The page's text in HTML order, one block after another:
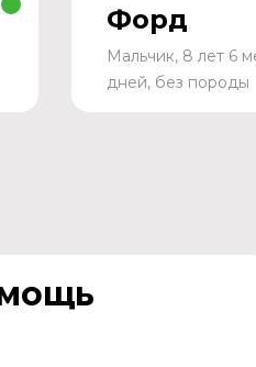
Форд
Мальчик, 8 лет 6
дней, без породы